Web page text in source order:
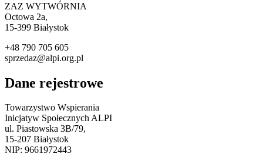
ZAZ WYTWÓRNIA
Octowa 2a,
15-399 Białystok
+48 790 705 605
sprzedaz@alpi.org.pl
Dane rejestrowe
Towarzystwo Wspierania
Inicjatyw Społecznych ALPI
ul. Piastowska 3B/79,
15-207 Białystok
NIP: 9661972443